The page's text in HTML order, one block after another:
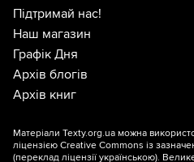
Підтримай нас!
Наш магазин
Графік Дня
Архів блогів
Архів книг
Матеріали Texty.org.ua можна
ліцензією Creative Commons із
(переклад ліцензії українською).